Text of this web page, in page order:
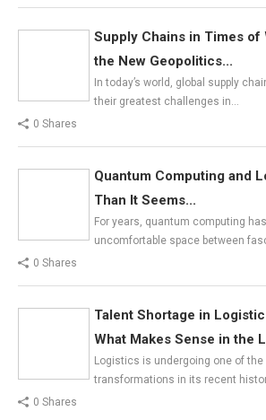
Supply Chains in Times of
the New Geopolitics...
In today’s world, global supply
their greatest challenges in…
0 Shares
Quantum Computing and
Than It Seems...
For years, quantum computing
uncomfortable space between
0 Shares
Talent Shortage in
What Makes Sense in the
Logistics is undergoing one of the
transformations in its recent
0 Shares